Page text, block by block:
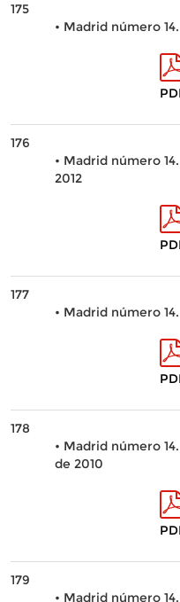
175
• Madrid número
176
• Madrid número
2012
177
• Madrid número
178
• Madrid número
de 2010
179
• Madrid número